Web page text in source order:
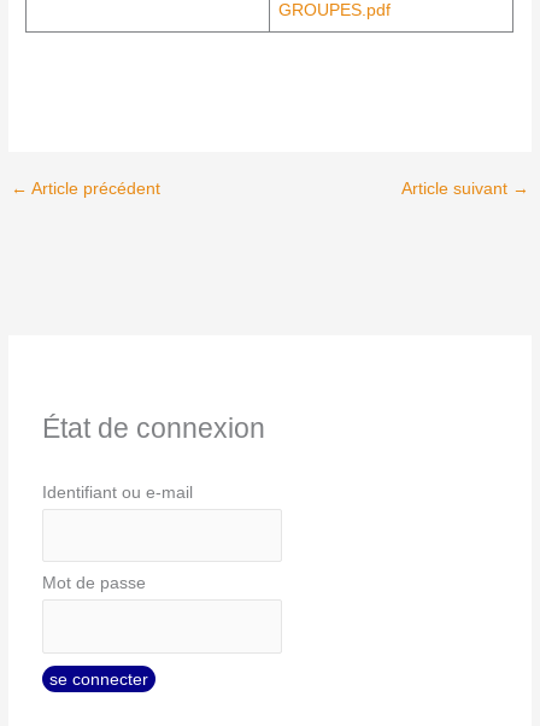
GROUPES.pdf
← Article précédent Article suivant →
État de connexion
Identifiant ou e-mail
Mot de passe